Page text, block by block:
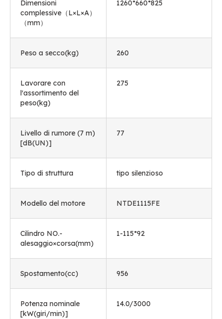
Dimensioni
complessive（L×L×A）
（mm）
1260*660*825
Peso a secco(kg) 260
Lavorare con
l'assortimento del
peso(kg)
275
Livello di rumore (7 m)
[dB(UN)]
77
Tipo di struttura tipo silenzioso
Modello del motore NTDE1115FE
Cilindro NO.-
alesaggio×corsa(mm)
1-115*92
Spostamento(cc) 956
Potenza nominale
[kW(giri/min)]
14.0/3000